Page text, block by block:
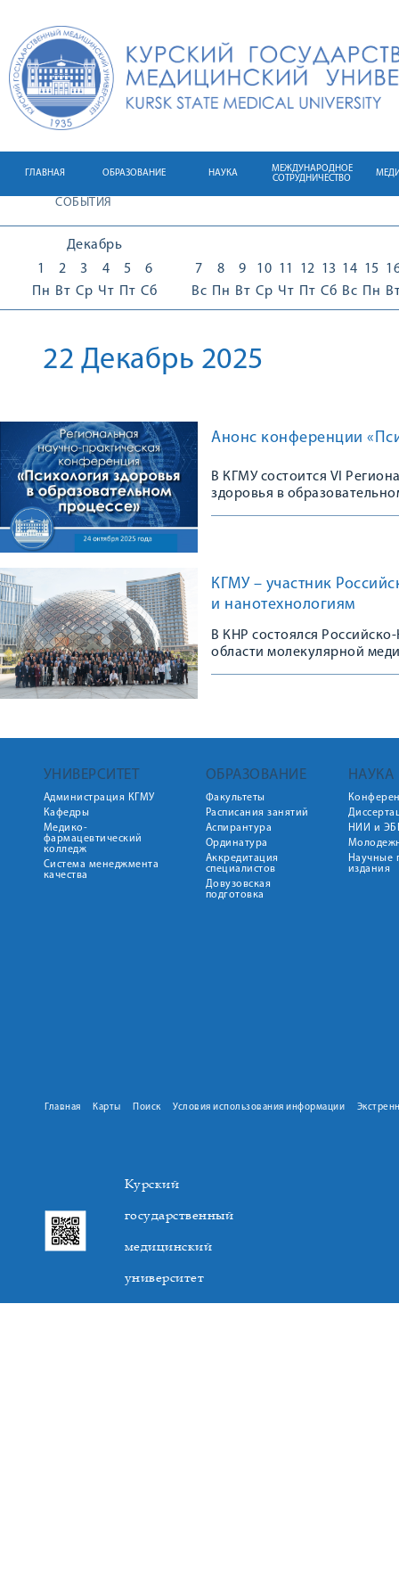
ГЛАВНАЯ ОБРАЗОВАНИЕ НАУКА
МЕЖДУНАРОДНОЕ
СОТРУДНИЧЕСТВО
СОБЫТИЯ
Декабрь
1
Пн
2
Вт
3
Ср
4
Чт
5
Пт
6
Сб
7
Вс
8
Пн
9
Вт
10
Ср
11
Чт
12
Пт
13
Сб
14
Вс
15
Пн
22 Декабрь 2025
Анонс конференции
В КГМУ состоится VI
здоровья в
КГМУ – участник
и нанотехнологиям
В КНР состоялся
области молекулярной
УНИВЕРСИТЕТ
Администрация КГМУ
Кафедры
Медико-
фармацевтический
колледж
Система менеджмента
качества
ОБРАЗОВАНИЕ
Факультеты
Расписания занятий
Аспирантура
Ординатура
Аккредитация
специалистов
Довузовская
подготовка
НАУКА
НИИ и
Научные
издания
Главная Карты Поиск Условия использования информации
Курский
государственный
медицинский
университет